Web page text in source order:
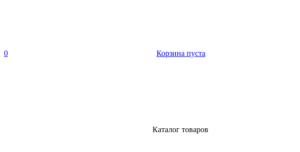
0 Корзина пуста
Каталог товаров